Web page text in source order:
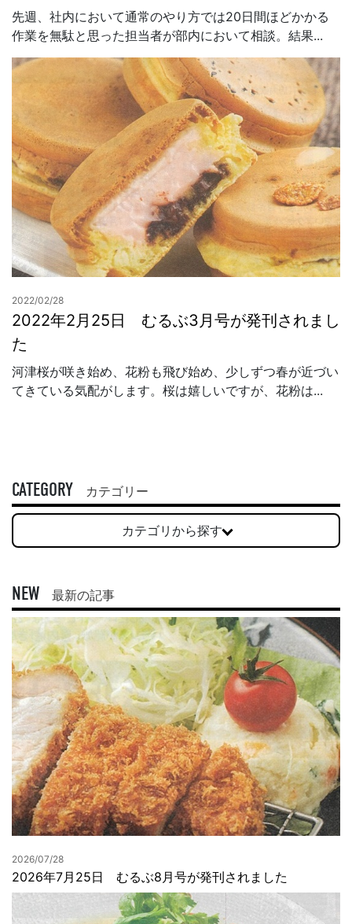
先週、社内において通常のやり方では20日間ほどかかる
作業を無駄と思った担当者が部内において相談。結果...
2022/02/28
2022年2月25日 むるぶ3月号が発刊されまし
た
河津桜が咲き始め、花粉も飛び始め、少しずつ春が近づい
てきている気配がします。桜は嬉しいですが、花粉は...
CATEGORY カテゴリー
カテゴリから探す
NEW 最新の記事
2026/07/28
2026年7月25日 むるぶ8月号が発刊されました